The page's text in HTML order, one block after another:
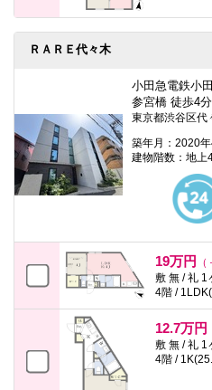
ＲＡＲＥ代々木
小田急電鉄小
参宮橋 徒歩4分
東京都渋谷区代
築年月：2020年
建物階数：地上
19万円
敷 無 / 礼 1
4階 /
12.7万円
敷 無 / 礼 1
4階 /